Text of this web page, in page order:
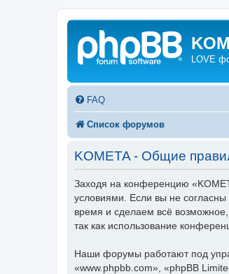
LOVE
FAQ
Список форумов
KOMETA - Общие
Заходя на конференцию
условиями. Если вы не
время и сделаем всё
так как использование
Наши форумы работают под
«www.phpbb.com», «phpBB